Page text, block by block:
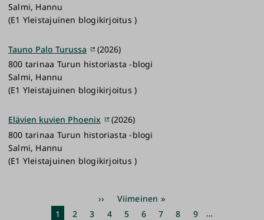
Salmi, Hannu
(E1 Yleistajuinen blogikirjoitus )
Tauno Palo Turussa
(2026)
800 tarinaa Turun historiasta -blogi
Salmi, Hannu
(E1 Yleistajuinen blogikirjoitus )
Elävien kuvien Phoenix
(2026)
800 tarinaa Turun historiasta -blogi
Salmi, Hannu
(E1 Yleistajuinen blogikirjoitus )
Seuraava
sivu
››
Viimeinen
sivu
Viimeinen »
Nykyinen
1 Sivu
2 Sivu
3 Sivu
4 Sivu
5 Sivu
6 Sivu
7 Sivu
8 Sivu
9 …